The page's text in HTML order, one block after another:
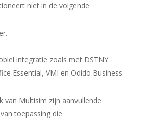
niet in de volgende
integratie zoals met DSTNY
Essential, VMI en Odido Business
van Multisim zijn aanvullende
toepassing die